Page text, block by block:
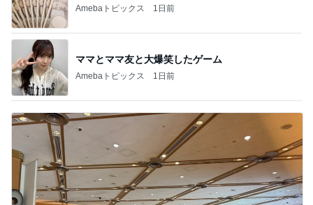
Amebaトピックス 1日前
ママとママ友と大爆笑したゲーム
Amebaトピックス 1日前